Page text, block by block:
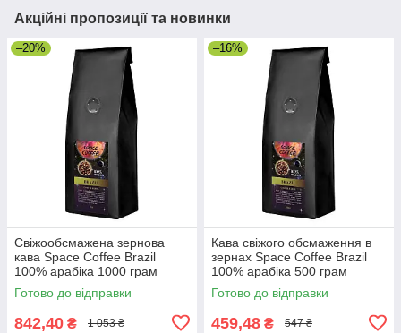
Акційні пропозиції та новинки
–20%
Свіжообсмажена зернова
кава Space Coffee Brazil
100% арабіка 1000 грам
Готово до відправки
842,40 ₴ 1 053 ₴
–16%
Кава свіжого обсмаження в
зернах Space Coffee Brazil
100% арабіка 500 грам
Готово до відправки
459,48 ₴ 547 ₴